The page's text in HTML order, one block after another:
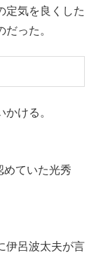
定気を良くした
った。
ける。
めていた光秀
伊呂波太夫が言